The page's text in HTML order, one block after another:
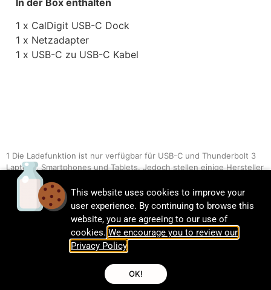
1 x CalDigit USB-C Dock
1 x Netzadapter
1 x USB-C zu USB-C Kabel
1 Die Ladefunktion ist nur verfügbar für USB-C und Thunderbolt 3
Laptops, Smartphones und Tablets. Jedoch stellen einige Hersteller
optional eine teilweise Unterstützung dieser Funktion zur
Verfügung, oder sie haben ihr eigenes Ladegerät. Bitte
kontaktieren Sie ihren Gerätehersteller, um sich eine Typ-C
Ladeunterstützung durch Drittanbieter bestätigen zu lassen.
2 Funktionen wie Videoausgang und anliegende Stromversorgung
zum Laden des Hauptcomputers können begrenzt sein. Bitte lassen
Sie sich die volle Funktionalität bei Ihrem Computerhersteller
This website uses cookies to improve your
user experience. By continuing to browse this
website, you are agreeing to our use of
cookies. We encourage you to review our
Privacy Policy
OK!